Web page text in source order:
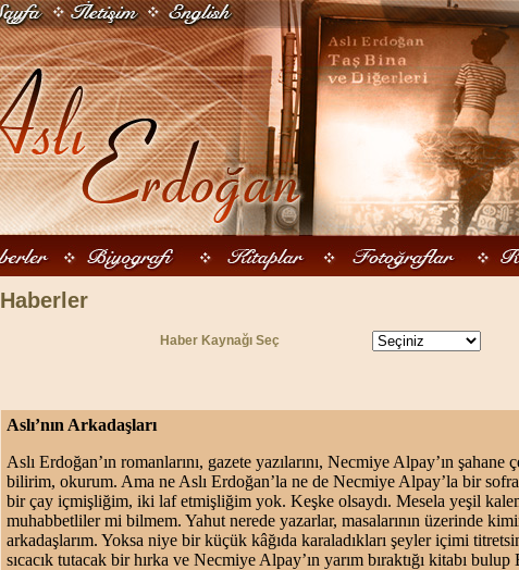
Haberler
Haber Kaynağı Seç
Aslı’nın Arkadaşları
Aslı Erdoğan’ın romanlarını, gazete yazılarını, Necmiye Alpay’ın
bilirim, okurum. Ama ne Aslı Erdoğan’la ne de Necmiye Alpay’la bir
bir çay içmişliğim, iki laf etmişliğim yok. Keşke olsaydı. Mesela yeşil
muhabbetliler mi bilmem. Yahut nerede yazarlar, masalarının üzerinde
arkadaşlarım. Yoksa niye bir küçük kâğıda karaladıkları şeyler içimi
sıcacık tutacak bir hırka ve Necmiye Alpay’ın yarım bıraktığı kitabı